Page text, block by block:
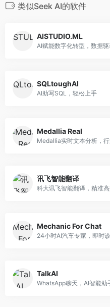
类似Seek AI的软件
AISTUDIO.ML
AI赋能数字化转型，数据驱
SQLtoughAI
AI助写SQL，轻松上手
Medallia Real
Medallia实时文本分析，行
讯飞智能翻译
科大讯飞智能翻译，精准高
Mechanic For Chat
24小时AI汽车专家，即时诊
TalkAI
WhatsApp聊天，AI智能助